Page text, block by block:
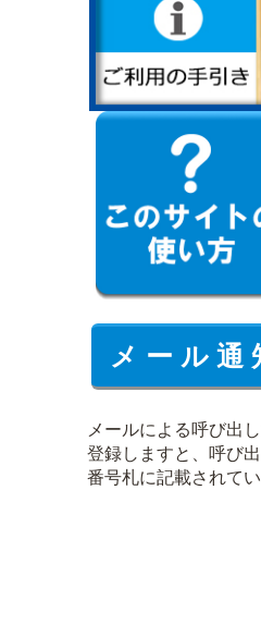
メ ー ル 通
メールによる呼び出
登録しますと、呼び
番号札に記載されて